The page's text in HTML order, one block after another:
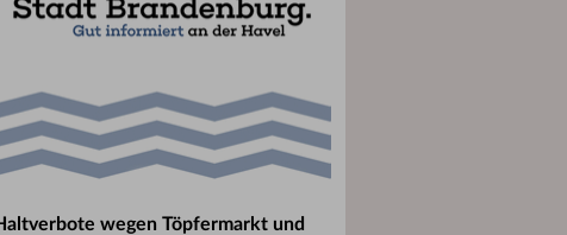
wegen Töpfermarkt und